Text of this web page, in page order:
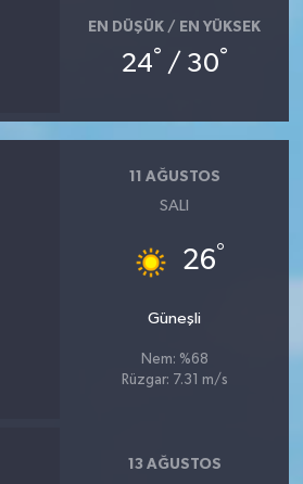
EN DÜŞÜK / EN YÜKSEK
24° / 30°
11 AĞUSTOS
SALI
26°
Güneşli
Nem: %68
Rüzgar: 7.31 m/s
13 AĞUSTOS